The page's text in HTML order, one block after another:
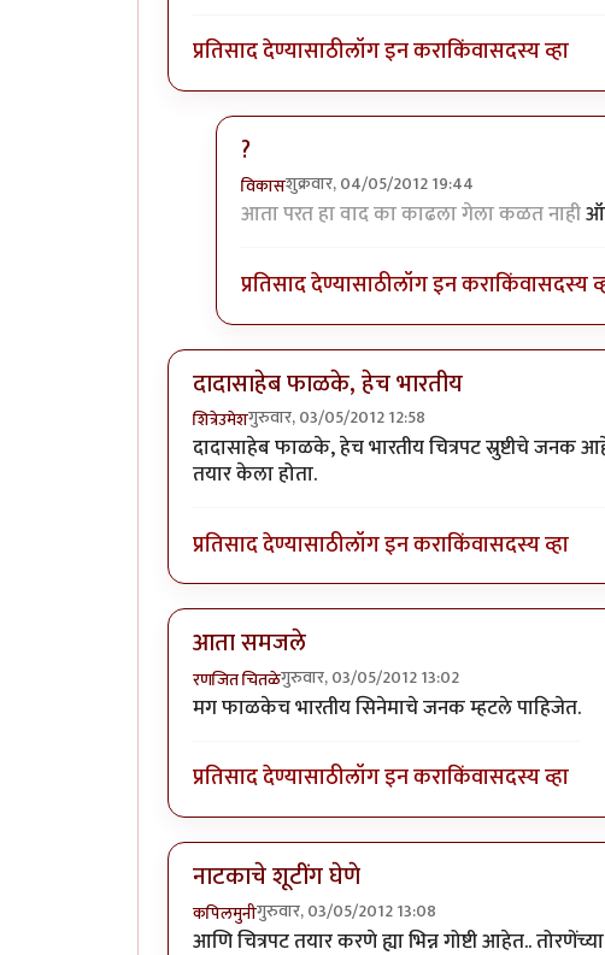
प्रतिसाद देण्यासाठीलॉग इन कराकिंवासदस्य व्हा
?
विकासशुक्रवार, 04/05/2012 19:44
In reply toपुंडलिक हा स्वतंत्र सिनेमाby
आता परत हा वाद का काढला गेला कळत नाही
प्रतिसाद देण्यासाठीलॉग इन कराकिंवासदस्य
दादासाहेब फाळके, हेच भारतीय
शित्रेउमेशगुरुवार, 03/05/2012 12:58
दादासाहेब फाळके, हेच भारतीय चित्रपट स्रुष्टीचे जनक
तयार केला होता.
प्रतिसाद देण्यासाठीलॉग इन कराकिंवासदस्य व्हा
आता समजले
रणजित चितळेगुरुवार, 03/05/2012 13:02
मग फाळकेच भारतीय सिनेमाचे जनक म्हटले पाहिजेत.
प्रतिसाद देण्यासाठीलॉग इन कराकिंवासदस्य व्हा
नाटकाचे शूटींग घेणे
कपिलमुनीगुरुवार, 03/05/2012 13:08
आणि चित्रपट तयार करणे ह्या भिन्न गोष्टी आहेत..